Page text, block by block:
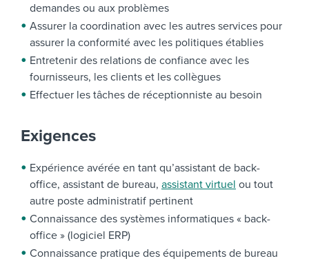
demandes ou aux problèmes
Assurer la coordination avec les autres services pour
assurer la conformité avec les politiques établies
Entretenir des relations de confiance avec les
fournisseurs, les clients et les collègues
Effectuer les tâches de réceptionniste au besoin
Exigences
Expérience avérée en tant qu’assistant de back-
office, assistant de bureau, assistant virtuel ou tout
autre poste administratif pertinent
Connaissance des systèmes informatiques « back-
office » (logiciel ERP)
Connaissance pratique des équipements de bureau